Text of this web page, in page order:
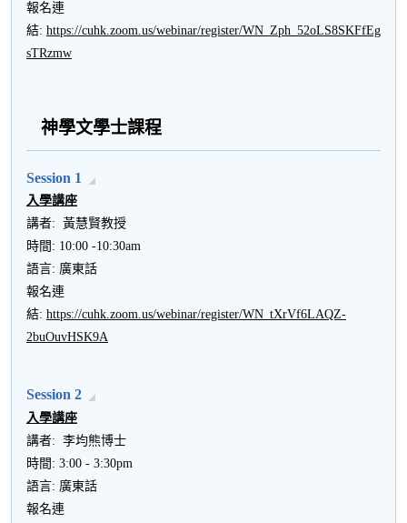
報名連
結: https://cuhk.zoom.us/webinar/register/WN_Zph_52oLS8SKFfEg
sTRzmw
神學文學士課程
Session 1
入學講座
講者: 黃慧賢教授
時間: 10:00 -10:30am
語言: 廣東話
報名連
結: https://cuhk.zoom.us/webinar/register/WN_tXrVf6LAQZ-
2buOuvHSK9A
Session 2
入學講座
講者: 李均熊博士
時間: 3:00 - 3:30pm
語言: 廣東話
報名連